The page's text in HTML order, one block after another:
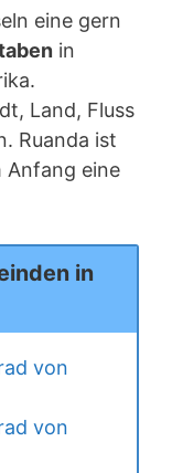
eine gern
in
Land, Fluss
Ruanda ist
Anfang eine
in
von
von